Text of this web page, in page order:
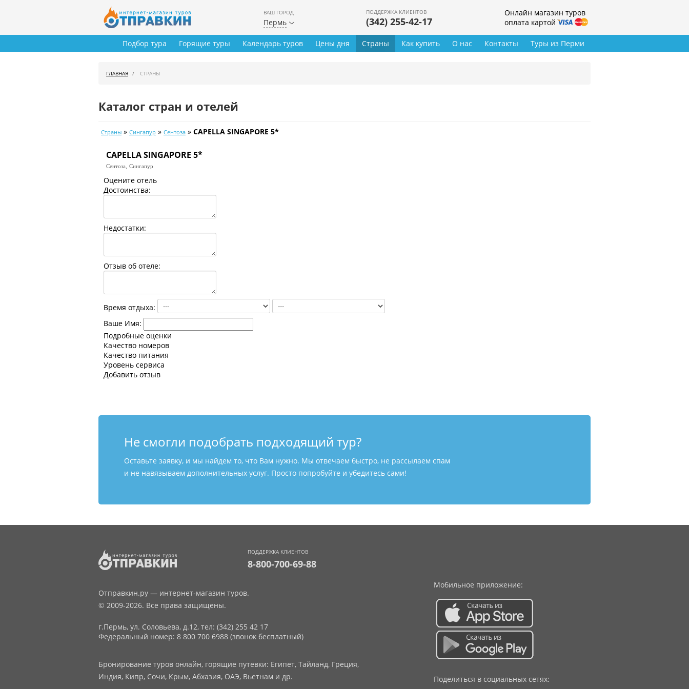
ВАШ ГОРОД
Пермь
ПОДДЕРЖКА КЛИЕНТОВ
(342) 255-42-17
Онлайн магазин туров
оплата картой
Туры из Перми
Подбор тура Горящие туры Календарь туров Цены дня Страны Как купить О нас Контакты
ГЛАВНАЯ СТРАНЫ
Каталог стран и отелей
Страны » Сингапур » Сентоза » CAPELLA SINGAPORE 5*
CAPELLA SINGAPORE 5*
Сентоза, Сингапур
Оцените отель
Достоинства:
Недостатки:
Отзыв об отеле:
Время отдыха:
Ваше Имя:
Подробные оценки
Качество номеров
Качество питания
Уровень сервиса
Добавить отзыв
Не смогли подобрать подходящий тур?
Оставьте заявку, и мы найдем то, что Вам нужно. Мы отвечаем быстро, не рассылаем спам
и не навязываем дополнительных услуг. Просто попробуйте и убедитесь сами!
ПОДДЕРЖКА КЛИЕНТОВ
8-800-700-69-88
Отправкин.ру — интернет-магазин туров.
© 2009-2026. Все права защищены.
г.Пермь, ул. Соловьева, д.12, тел: (342) 255 42 17
Федеральный номер: 8 800 700 6988 (звонок бесплатный)
Бронирование туров онлайн, горящие путевки: Египет, Тайланд, Греция,
Индия, Кипр, Сочи, Крым, Абхазия, ОАЭ, Вьетнам и др.
Мобильное приложение:
Поделиться в социальных сетях: